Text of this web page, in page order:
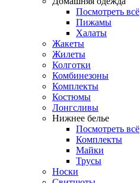
Посмотреть всё
Пижамы
Халаты
Жакеты
Жилеты
Колготки
Комбинезоны
Комплекты
Костюмы
Лонгсливы
Нижнее белье
Посмотреть всё
Комплекты
Майки
Трусы
Носки